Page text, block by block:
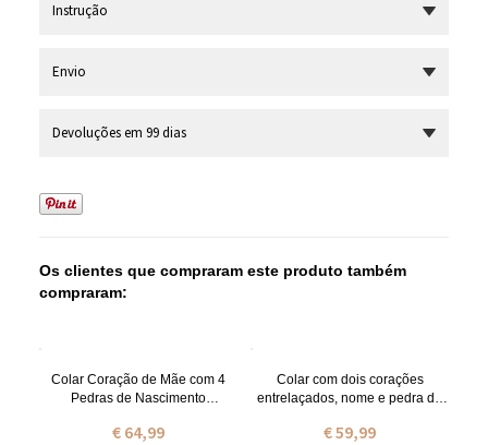
Instrução
Envio
Devoluções em 99 dias
Os clientes que compraram este produto também
compraram:
Colar Coração de Mãe com 4
Pedras de Nascimento
€ 64,99
Colar com dois corações
entrelaçados, nome e pedra de
€ 59,99